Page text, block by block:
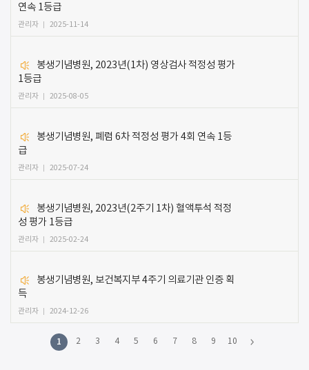
연속 1등급
관리자 2025-11-14
봉생기념병원, 2023년(1차) 영상검사 적정성 평가
1등급
관리자 2025-08-05
봉생기념병원, 폐렴 6차 적정성 평가 4회 연속 1등
급
관리자 2025-07-24
봉생기념병원, 2023년(2주기 1차) 혈액투석 적정
성 평가 1등급
관리자 2025-02-24
봉생기념병원, 보건복지부 4주기 의료기관 인증 획
득
관리자 2024-12-26
1 2 3 4 5 6 7 8 9 10